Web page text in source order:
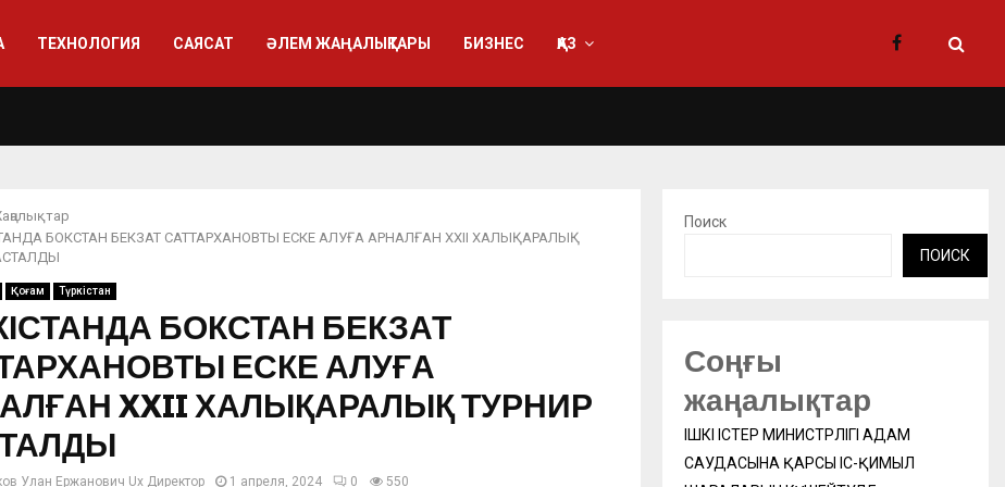
ТЕХНОЛОГИЯ САЯСАТ ӘЛЕМ ЖАҢАЛЫҚТАРЫ БИЗНЕС ҚАЗ
БОКСТАН БЕКЗАТ САТТАРХАНОВТЫ ЕСКЕ АЛУҒА АРНАЛҒАН XXII ХАЛЫҚАРАЛЫҚ
Қоғам Түркістан
БОКСТАН БЕКЗАТ
ЕСКЕ АЛУҒА
XXII ХАЛЫҚАРАЛЫҚ ТУРНИР
Улан Ержанович Ux Директор 1 апреля, 2024 0 550
Поиск
ПОИСК
Соңғы
жаңалықтар
ІШКІ ІСТЕР МИНИСТРЛІГІ АДАМ
САУДАСЫНА ҚАРСЫ ІС-ҚИМЫЛ